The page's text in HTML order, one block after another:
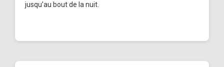
jusqu’au bout de la nuit.